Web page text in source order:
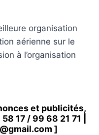
organisation
aérienne sur le
à l’organisation
et publicités,
17 / 99 68 21 71
]